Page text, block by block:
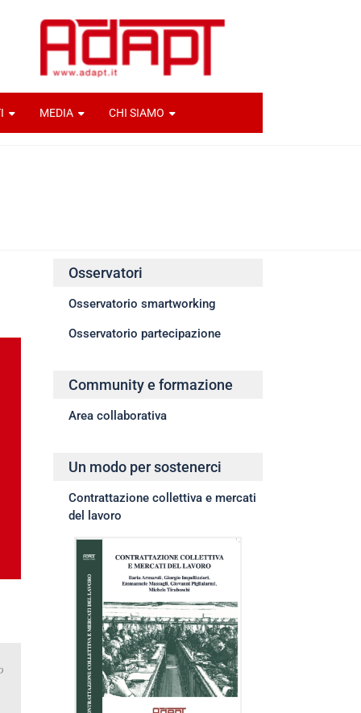
MEDIA CHI SIAMO
Osservatori
Osservatorio smartworking
Osservatorio partecipazione
Community e formazione
Area collaborativa
Un modo per sostenerci
Contrattazione collettiva e mercati
del lavoro